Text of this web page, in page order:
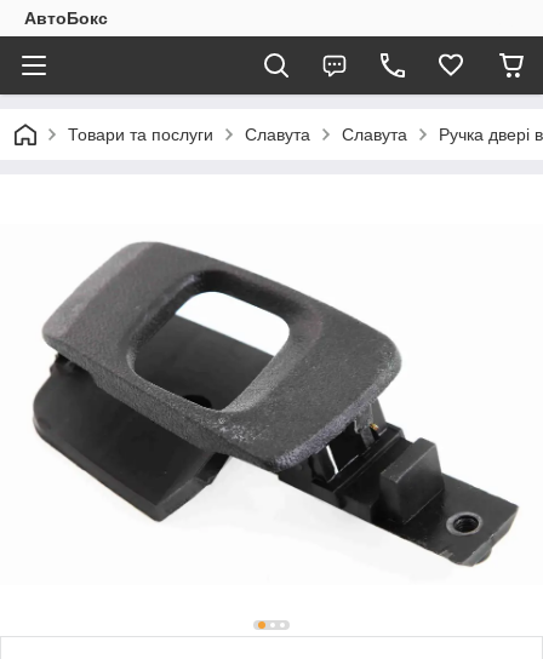
АвтоБокс
Товари та послуги Славута Славута Ручка двері